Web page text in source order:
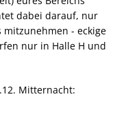
dabei darauf, nur
mitzunehmen - eckige
nur in Halle H und
Mitternacht: